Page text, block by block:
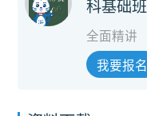
科基础班
全面精讲
我要报名